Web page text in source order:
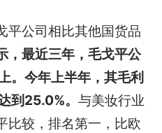
平公司相比其他国货品
，最近三年，毛戈平公
。今年上半年，其毛利
到25.0%。与美妆行业
比较，排名第一，比欧